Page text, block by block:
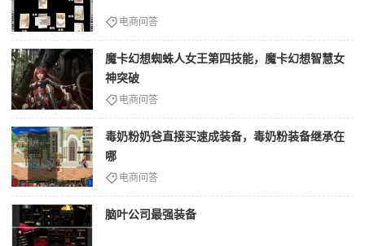
电商问答
魔卡幻想蜘蛛人女王第四技能，魔卡幻想智慧女
神突破
电商问答
毒奶粉奶爸直接买速成装备，毒奶粉装备继承在
哪
电商问答
脑叶公司最强装备